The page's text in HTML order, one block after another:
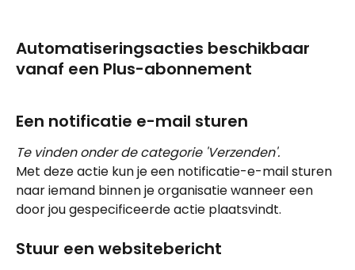
Automatiseringsacties beschikbaar
vanaf een Plus-abonnement
Een notificatie e-mail sturen
Te vinden onder de categorie 'Verzenden'.
Met deze actie kun je een notificatie-e-mail sturen
naar iemand binnen je organisatie wanneer een
door jou gespecificeerde actie plaatsvindt.
Stuur een websitebericht